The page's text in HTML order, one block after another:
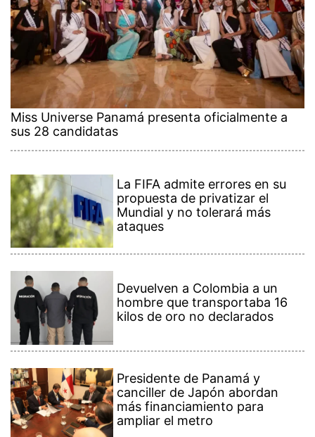
Miss Universe Panamá presenta oficialmente a
sus 28 candidatas
La FIFA admite errores en su
propuesta de privatizar el
Mundial y no tolerará más
ataques
Devuelven a Colombia a un
hombre que transportaba 16
kilos de oro no declarados
Presidente de Panamá y
canciller de Japón abordan
más financiamiento para
ampliar el metro